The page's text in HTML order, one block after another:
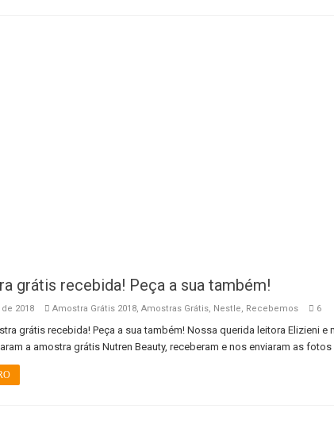
grátis recebida! Peça a sua também!
2018 Amostra Grátis 2018, Amostras Grátis, Nestle, Recebemos 6
grátis recebida! Peça a sua também! Nossa querida leitora Elizieni e
a amostra grátis Nutren Beauty, receberam e nos enviaram as fotos